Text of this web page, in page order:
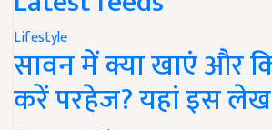
Lifestyle
सावन में क्या खाएं और
करें परहेज? यहां इस लेख